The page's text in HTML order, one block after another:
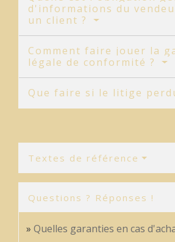
d'informations du
un client ?
Comment faire jouer la
légale de conformité ?
Que faire si le litige
Textes de référence
Questions ? Réponses !
Quelles garanties en cas